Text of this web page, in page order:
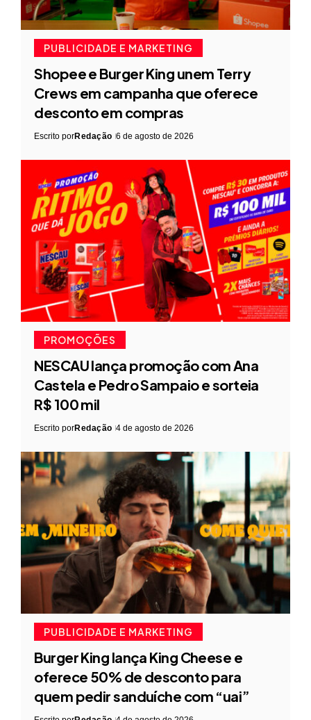
PUBLICIDADE E MARKETING
Shopee e Burger King unem Terry
Crews em campanha que oferece
desconto em compras
Escrito porRedação 6 de agosto de 2026
PROMOÇÕES
NESCAU lança promoção com Ana
Castela e Pedro Sampaio e sorteia
R$ 100 mil
Escrito porRedação 4 de agosto de 2026
PUBLICIDADE E MARKETING
Burger King lança King Cheese e
oferece 50% de desconto para
quem pedir sanduíche com “uai”